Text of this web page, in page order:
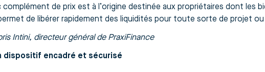
complément de prix est à l’origine destinée aux propriétaires dont les
de libérer rapidement des liquidités pour toute sorte de projet ou
Intini, directeur général de PraxiFinance
dispositif encadré et sécurisé